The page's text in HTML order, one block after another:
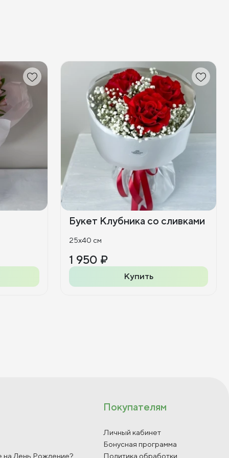
Букет Клубника со сливками
25x40 см
1 950 ₽
Купить
на День Рождение?
Покупателям
Личный кабинет
Бонусная программа
Политика обработки